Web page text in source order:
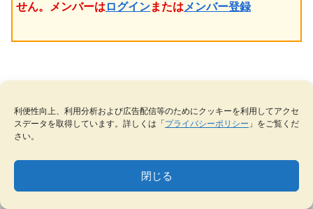
利便性向上、利用分析および広告配信等のためにクッキーを利用してアクセ
スデータを取得しています。詳しくは「 プライバシーポリシー 」をご覧くだ
さい。
閉じる
せん。メンバーは ログインまたは メンバー登録
閲覧履歴